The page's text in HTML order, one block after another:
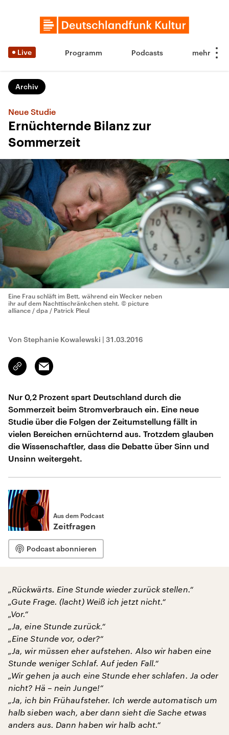
Live Programm Podcasts
Archiv
Neue Studie
Ernüchternde Bilanz zur
Sommerzeit
Eine Frau schläft im Bett, während ein Wecker neben
ihr auf dem Nachttischränkchen steht. © picture
alliance / dpa / Patrick Pleul
Von Stephanie Kowalewski | 31.03.2016
Link
kopieren/teilen
Email
Nur 0,2 Prozent spart Deutschland durch die
Sommerzeit beim Stromverbrauch ein. Eine neue
Studie über die Folgen der Zeitumstellung fällt in
vielen Bereichen ernüchternd aus. Trotzdem glauben
die Wissenschaftler, dass die Debatte über Sinn und
Unsinn weitergeht.
Aus dem Podcast
Zeitfragen
Podcast abonnieren
„Rückwärts. Eine Stunde wieder zurück stellen.“
„Gute Frage. (lacht) Weiß ich jetzt nicht.“
„Vor.“
„Ja, eine Stunde zurück.“
„Eine Stunde vor, oder?“
„Ja, wir müssen eher aufstehen. Also wir haben eine
Stunde weniger Schlaf. Auf jeden Fall.“
„Wir gehen ja auch eine Stunde eher schlafen. Ja oder
nicht? Hä – nein Junge!“
„Ja, ich bin Frühaufsteher. Ich werde automatisch um
halb sieben wach, aber dann sieht die Sache etwas
anders aus. Dann haben wir halb acht.“